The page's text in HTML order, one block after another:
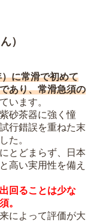
）
に常滑で初めて
あり、常滑急須の
います。
砂茶器に強く憧
行錯誤を重ねた末
た。
とどまらず、日本
高い実用性を備え
回ることは少な
。
によって評価が大